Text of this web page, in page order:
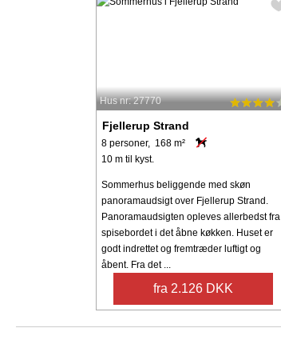
Hus nr: 27770
Fjellerup Strand
8 personer, 168 m²
10 m til kyst.
Sommerhus beliggende med skøn
panoramaudsigt over Fjellerup Strand.
Panoramaudsigten opleves allerbedst fra
spisebordet i det åbne køkken. Huset er
godt indrettet og fremtræder luftigt og
åbent. Fra det ...
fra 2.126 DKK